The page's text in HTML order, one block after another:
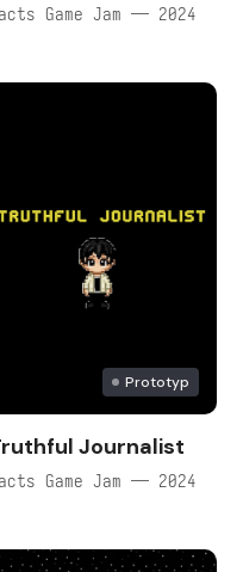
Game Jam — 2024
Prototyp
Journalist
Game Jam — 2024